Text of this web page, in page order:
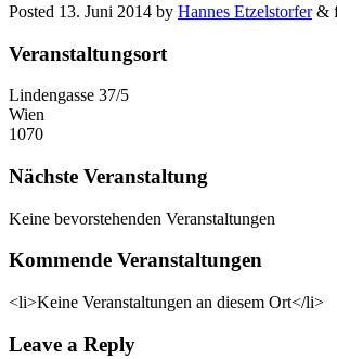
Posted 13. Juni 2014 by Hannes Etzelstorfer &
Veranstaltungsort
Lindengasse 37/5
Wien
1070
Nächste Veranstaltung
Keine bevorstehenden Veranstaltungen
Kommende Veranstaltungen
<li>Keine Veranstaltungen an diesem Ort</li>
Leave a Reply